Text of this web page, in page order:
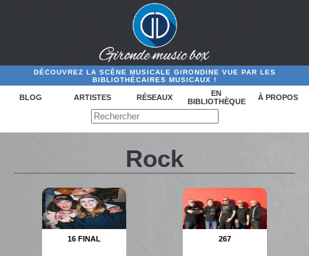
DÉCOUVREZ LA SCÈNE MUSICALE GIRONDINE VUE PAR LES
BIBLIOTHÉCAIRES MUSICAUX !
BLOG ARTISTES RÉSEAUX
EN
BIBLIOTHÈQUE
À PROPOS
Rock
16 FINAL 267